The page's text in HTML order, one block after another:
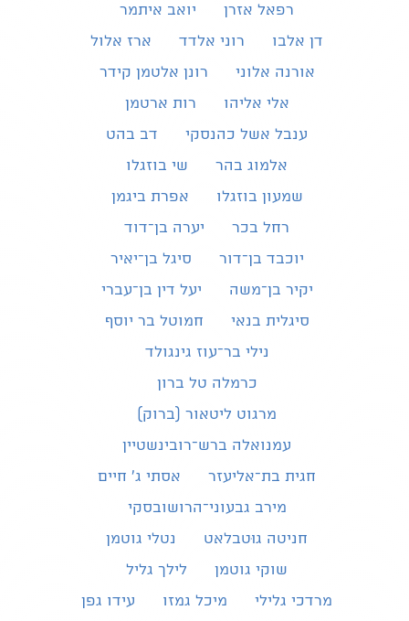
רפאל אזרן
יואב איתמר
דן אלבו
רוני אלדד
ארז אלול
אורנה אלוני
רונן אלטמן קידר
אלי אליהו
רות ארטמן
ענבל אשל כהנסקי
דב בהט
אלמוג בהר
שי בוזגלו
שמעון בוזגלו
אפרת ביגמן
רחל בכר
יערה בן־דוד
יוכבד בן־דור
סיגל בן־יאיר
יקיר בן־משה
יעל דין בן־עברי
סיגלית בנאי
חמוטל בר יוסף
נילי בר־עוז גינגולד
כרמלה טל ברון
מרגוט ליטאור (ברוק)
עמנואלה ברש־רובינשטיין
חגית בת־אליעזר
אסתי ג׳ חיים
מירב גבעוני־הרושובסקי
חניטה גוּטבלאט
נטלי גוטמן
שוקי גוטמן
לילך גליל
מרדכי גלילי
מיכל גמזו
עידו גפן